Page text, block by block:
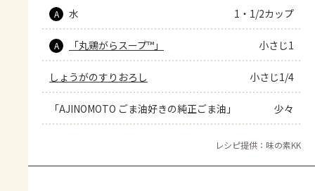
A 水 1・1/2カップ
A 「丸鶏がらスープ™」 小さじ1
しょうがのすりおろし 小さじ1/4
「AJINOMOTO ごま油好きの純正ごま油」 少々
レシピ提供：味の素KK